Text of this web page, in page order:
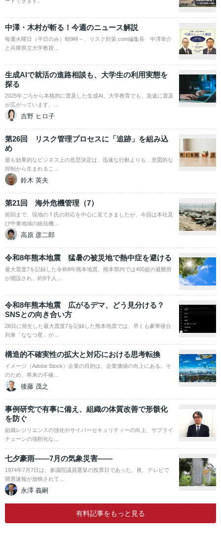
中澤・木村が斬る！今週のニュース解説
毎週火曜日（平日のみ）朝9時～、リスク対策.com編集長 中澤幸介
と兵庫県立大学教授…
生成AIで就活の進路相談も、大学生の利用実態を
探る
2025年ごろから本格的に普及した生成AI。大学教育でも、急速に普及
が広がっています。…
吉野 ヒロ子
第26回 リスク管理プロセスに「追跡」を組み込
め
最も効果的なビジネス上の意思決定は、迅速な行動よりも、意図的な
抑制から生まれるこ…
鈴木 英夫
第21回 海外危機管理（7）
前回まで、現地のＴ氏の対応を中心に見てきましたが、今回は本社及
び中東地域の統括機…
高原 彦二郎
令和8年熊本地震 猛暑の被災地で熱中症を避ける
最大震度7を記録した令和8年熊本地震。熊本県内では400超の避難所
が開設され、約9千人…
令和8年熊本地震 広がるデマ、どう見分ける？
SNSとの向き合い方
28日に発生した最大震度7を記録した熊本地震では、早くも豪華寝台
列車「ななつ星」が…
構造的不確実性の拡大と対応における思考転換
イメージ（Adobe Stock）企業の目的は、企業価値の向上にある。そ
のため、将来の不確…
後藤 茂之
事例研究で有事に備え、組織の体質改善で形骸化
を防ぐ
組織レジリエンスの強化やサイバーセキュリティーの向上、サプライ
チェーンの強靭化な…
七夕豪雨――7月の気象災害――
1974年7月7日は、参議院議員選挙の投票日であった。夜、テレビで
開票速報が放映されて…
永澤 義嗣
有料記事をもっと見る